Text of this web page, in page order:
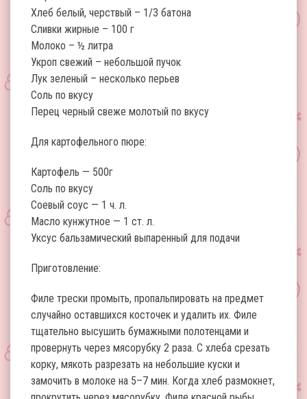
Хлеб белый, черствый – 1/3 батона
Сливки жирные – 100 г
Молоко – ½ литра
Укроп свежий – небольшой пучок
Лук зеленый – несколько перьев
Соль по вкусу
Перец черный свеже молотый по вкусу
Для картофельного пюре:
Картофель — 500г
Соль по вкусу
Соевый соус — 1 ч. л.
Масло кунжутное — 1 ст. л.
Уксус бальзамический выпаренный для подачи
Приготовление:
Филе трески промыть, пропальпировать на предмет
случайно оставшихся косточек и удалить их. Филе
тщательно высушить бумажными полотенцами и
провернуть через мясорубку 2 раза. С хлеба срезать
корку, мякоть разрезать на небольшие куски и
замочить в молоке на 5–7 мин. Когда хлеб размокнет,